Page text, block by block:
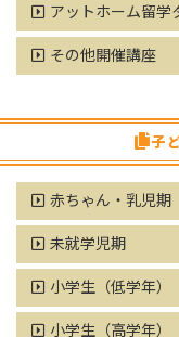
アットホーム留学
その他開催講座
子
赤ちゃん・乳児期
未就学児期
小学生（低学年）
小学生（高学年）